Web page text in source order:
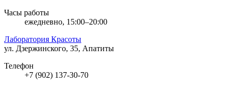
Часы работы
ежедневно, 15:00–20:00
Лаборатория Красоты
ул. Дзержинского, 35, Апатиты
Телефон
+7 (902) 137-30-70